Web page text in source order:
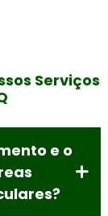
Serviços
e o